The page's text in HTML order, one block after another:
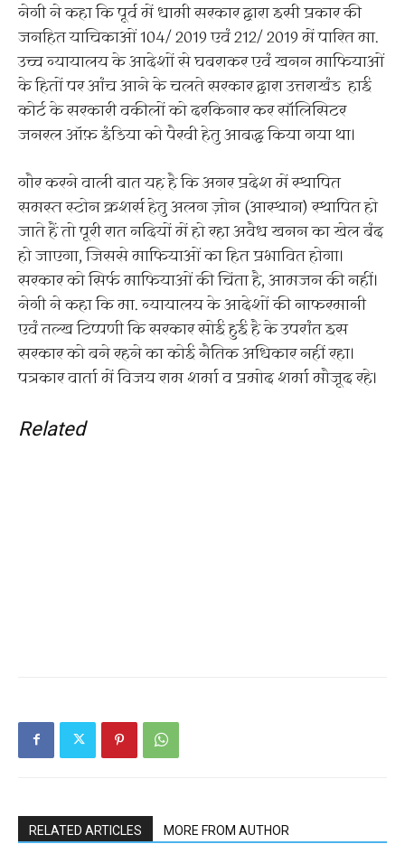
नेगी ने कहा कि पूर्व में धामी सरकार द्वारा इसी प्रकार की
जनहित याचिकाओं 104/ 2019 एवं 212/ 2019 में पारित मा.
उच्च न्यायालय के आदेशों से घबराकर एवं खनन माफियाओं
के हितों पर आंच आने के चलते सरकार द्वारा उत्तराखंड हाई
कोर्ट के सरकारी वकीलों को दरकिनार कर सॉलिसिटर
जनरल ऑफ़ इंडिया को पैरवी हेतु आबद्ध किया गया था।
गौर करने वाली बात यह है कि अगर प्रदेश में स्थापित
समस्त स्टोन क्रशर्स हेतु अलग ज़ोन (आस्थान) स्थापित हो
जाते हैं तो पूरी रात नदियों में हो रहा अवैध खनन का खेल बंद
हो जाएगा, जिससे माफियाओं का हित प्रभावित होगा।
सरकार को सिर्फ माफियाओं की चिंता है, आमजन की नहीं।
नेगी ने कहा कि मा. न्यायालय के आदेशों की नाफरमानी
एवं तल्ख टिप्पणी कि सरकार सोई हुई है के उपरांत इस
सरकार को बने रहने का कोई नैतिक अधिकार नहीं रहा।
पत्रकार वार्ता में विजय राम शर्मा व प्रमोद शर्मा मौजूद रहे।
Related
RELATED ARTICLES MORE FROM AUTHOR